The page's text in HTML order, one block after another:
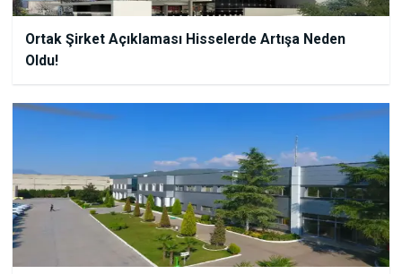
Ortak Şirket Açıklaması Hisselerde Artışa Neden
Oldu!